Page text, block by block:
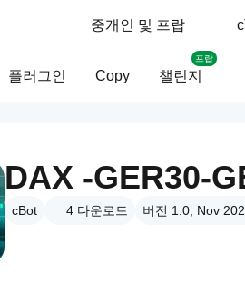
중개인 및 프랍
플러그인 Copy 챌린지
프랍
DAX -GER30-
cBot 4 다운로드 버전 1.0, Nov